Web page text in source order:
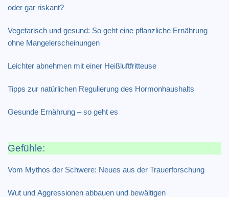
oder gar riskant?
Vegetarisch und gesund: So geht eine pflanzliche Ernährung
ohne Mangelerscheinungen
Leichter abnehmen mit einer Heißluftfritteuse
Tipps zur natürlichen Regulierung des Hormonhaushalts
Gesunde Ernährung – so geht es
Gefühle:
Vom Mythos der Schwere: Neues aus der Trauerforschung
Wut und Aggressionen abbauen und bewältigen